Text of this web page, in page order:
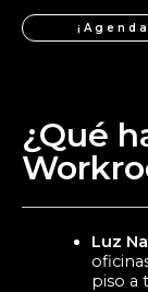
¿Qué
Luz
piso a